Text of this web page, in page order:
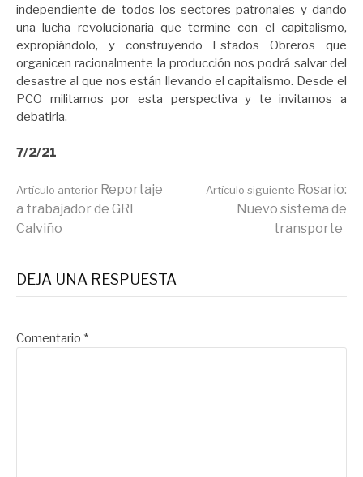
independiente de todos los sectores patronales y dando
una lucha revolucionaria que termine con el capitalismo,
expropiándolo, y construyendo Estados Obreros que
organicen racionalmente la producción nos podrá salvar del
desastre al que nos están llevando el capitalismo. Desde el
PCO militamos por esta perspectiva y te invitamos a
debatirla.
7/2/21
Seguir
Artículo anterior Reportaje
a trabajador de GRI
Calviño
Artículo siguiente Rosario:
Nuevo sistema de
transporte
DEJA UNA RESPUESTA
Comentario *